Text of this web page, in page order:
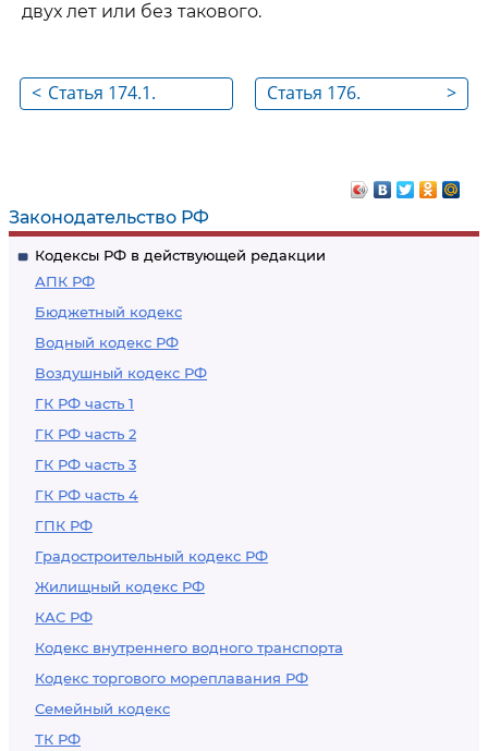
Законодательство РФ
Кодексы РФ в действующей редакции
АПК РФ
Бюджетный кодекс
Водный кодекс РФ
Воздушный кодекс РФ
ГК РФ часть 1
ГК РФ часть 2
ГК РФ часть 3
ГК РФ часть 4
ГПК РФ
Градостроительный кодекс РФ
Жилищный кодекс РФ
КАС РФ
Кодекс внутреннего водного транспорта
Кодекс торгового мореплавания РФ
Семейный кодекс
ТК РФ
двух лет или без такового.
< Статья 174.1.
имущества,
приобретенных
лицом в результате
совершения им
преступления
>
Статья 176.